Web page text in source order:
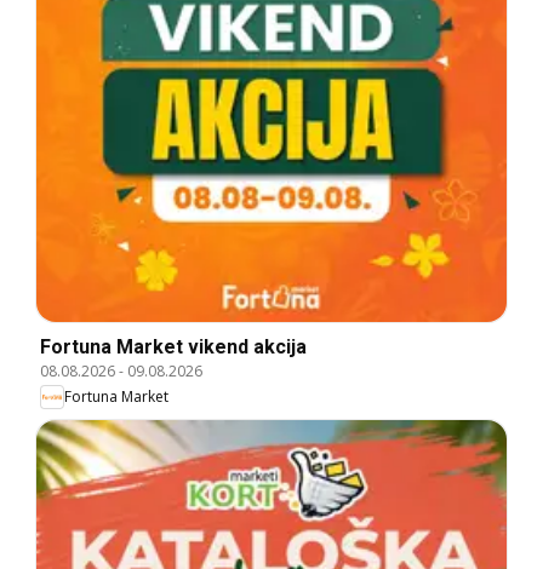
Fortuna Market vikend akcija
08.08.2026- 09.08.2026
Fortuna Market